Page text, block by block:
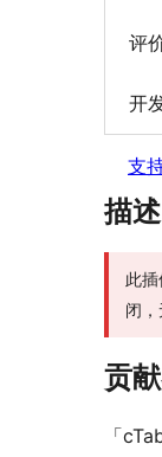
评
开
支
描述
此
闭，
贡
「